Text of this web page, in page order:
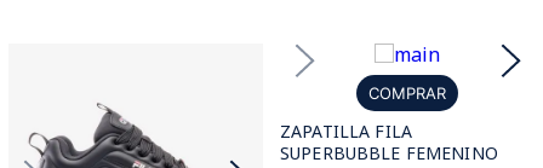
COMPRAR
ZAPATILLA FILA
SUPERBUBBLE FEMENINO